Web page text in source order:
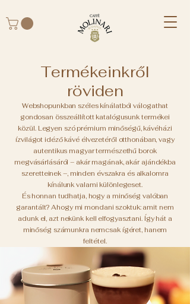
Termékeinkről
röviden
Webshopunkban széles kínálatból válogathat
gondosan összeállított katalógusunk termékei
közül. Legyen szó prémium minőségű, kávéházi
ízvilágot idéző kávé élvezetéről otthonában, vagy
autentikus magyar természethű borok
megvásárlásáról – akár magának, akár ajándékba
szeretteinek –, minden évszakra és alkalomra
kínálunk valami különlegeset.
És honnan tudhatja, hogy a minőség valóban
garantált? Ahogy mi mondani szoktuk: amit nem
adunk el, azt nekünk kell elfogyasztani. Így hát a
minőség számunkra nemcsak ígéret, hanem
feltétel.